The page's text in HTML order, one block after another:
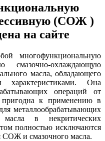
(СОЖ )
на сайте
многофункциональную
смазочно-охлаждающую
масла, обладающего
характеристиками. Она
операций от
к применению в
металлообрабатывающих
масла в некритических
полностью исключаются
СОЖ и смазочного масла.